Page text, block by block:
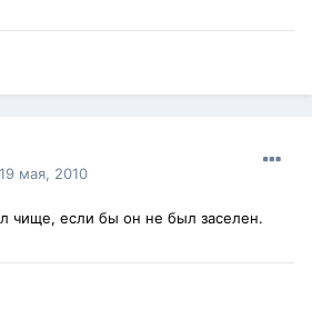
19 мая, 2010
чище, если бы он не был заселен.